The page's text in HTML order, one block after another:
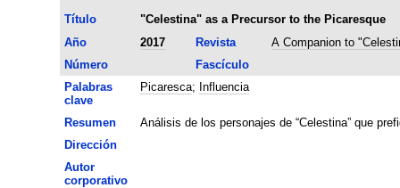
Título
"Celestina" as a Precursor to the Picaresque
Año
2017 Revista
A Companion to
Número
Fascículo
Palabras
clave
Picaresca; Influencia
Resumen
Análisis de los personajes de “Celestina” que
Dirección
Autor
corporativo